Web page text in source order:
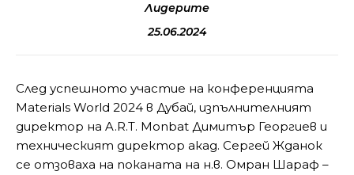
Лидерите
25.06.2024
След успешното участие на конференцията
Materials World 2024 в Дубай, изпълнителният
директор на A.R.T. Monbat Димитър Георгиев и
техническият директор акад. Сергей Жданок
се отзоваха на поканата на н.в. Омран Шараф –